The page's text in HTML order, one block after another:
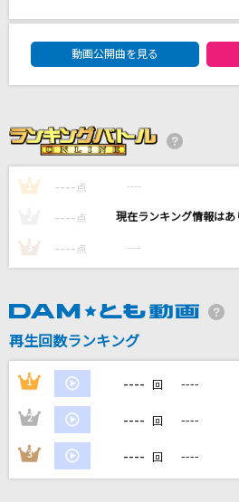
不革命前夜
YUI
愛をとりもどせ!!
クリスタルキング
Lotus
七海うらら
カラオケ最新情報をチ
DAM★ともボーカルエント
動画公開曲を見る
1 ---- 点 ----
---- 点 ----
3 ---- 点 ----
再生回数ランキング
1 ---- 回 ----
2 ---- 回 ----
3 ---- 回 ----